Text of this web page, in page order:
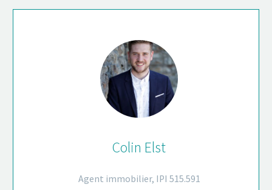
Colin Elst
Agent immobilier, IPI 515.591